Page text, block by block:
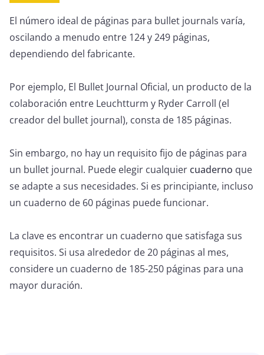
El número ideal de páginas para bullet journals varía,
oscilando a menudo entre 124 y 249 páginas,
dependiendo del fabricante.
Por ejemplo, El Bullet Journal Oficial, un producto de la
colaboración entre Leuchtturm y Ryder Carroll (el
creador del bullet journal), consta de 185 páginas.
Sin embargo, no hay un requisito fijo de páginas para
un bullet journal. Puede elegir cualquier cuaderno que
se adapte a sus necesidades. Si es principiante, incluso
un cuaderno de 60 páginas puede funcionar.
La clave es encontrar un cuaderno que satisfaga sus
requisitos. Si usa alrededor de 20 páginas al mes,
considere un cuaderno de 185-250 páginas para una
mayor duración.